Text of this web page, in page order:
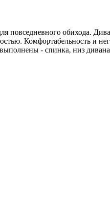
повседневного обихода.
Комфортабельность и
выполнены - спинка, низ